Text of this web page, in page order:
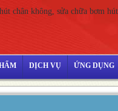
DỊCH VỤ ỨNG DỤNG